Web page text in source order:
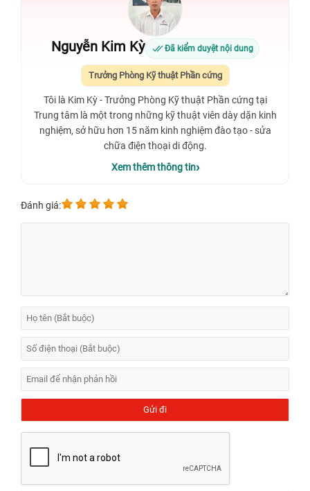
Nguyễn Kim Kỳ Đã kiểm duyệt nội dung
Trưởng Phòng Kỹ thuật Phần cứng
Tôi là Kim Kỳ - Trưởng Phòng Kỹ thuật Phần cứng tại
Trung tâm là một trong những kỹ thuật viên dày dặn kinh
nghiệm, sở hữu hơn 15 năm kinh nghiệm đào tạo - sửa
chữa điện thoại di động.
Xem thêm thông tin
Đánh giá: